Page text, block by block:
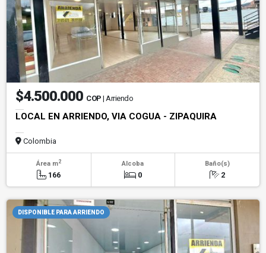
$4.500.000 COP | Arriendo
LOCAL EN ARRIENDO, VIA COGUA - ZIPAQUIRA
Colombia
Área m2
166
Alcoba
0
Baño(s)
2
DISPONIBLE PARA ARRIENDO